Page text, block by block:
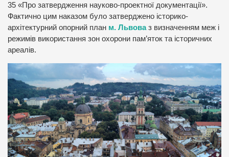
35 «Про затвердження науково-проектної документації».
Фактично цим наказом було затверджено історико-
архітектурний опорний план м. Львоваз визначенням меж і
режимів використання зон охорони пам’яток та історичних
ареалів.